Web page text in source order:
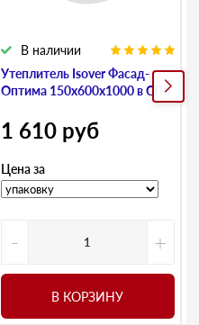
Утеплитель Isover Фасад-
Оптима 150х600х1000 в СПб
В наличии
1 610 руб
Цена за
- +
В КОРЗИНУ